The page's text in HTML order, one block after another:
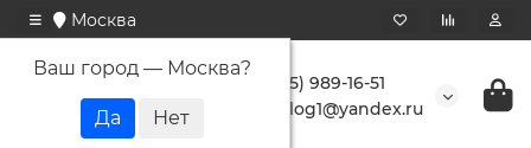
Москва
Ваш город — Москва?
+7 (495) 989-16-51
buranlog1@yandex.ru